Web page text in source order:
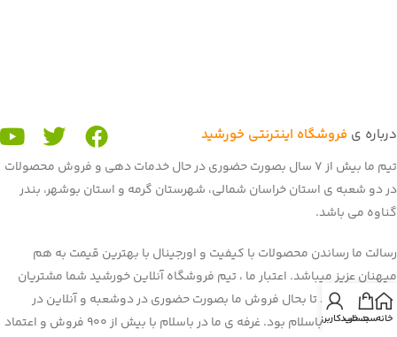
درباره ی فروشگاه اینترنتی خورشید
تیم ما بیش از 7 سال بصورت حضوری در حال خدمات دهی و فروش محصولات
در دو شعبه ی استان خراسان شمالی، شهرستان گرمه و استان بوشهر، بندر
گناوه می باشد.
رسالت ما رساندن محصولات با کیفیت و اورجینال با بهترین قیمت به هم
میهنان عزیز میباشد. اعتبار ما ، تیم فروشگاه آنلاین خورشید شما مشتریان
عزیز می باشید. تا بحال فروش ما بصورت حضوری در دوشعبه و آنلاین در
برنامه و سایت باسلام بود. غرفه ی ما در باسلام با بیش از 900 فروش و اعتماد
خانهسبد خرید
حساب کاربری من